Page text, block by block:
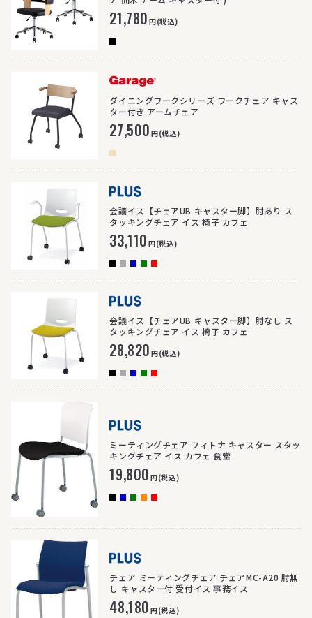
21,780円(税込)
>
ダイニングワークシリーズ ワークチェア キャス
ター付き アームチェア
27,500円(税込)
>
会議イス【チェアUB キャスター脚】肘あり ス
タッキングチェア イス 椅子 カフェ
33,110円(税込)
>
会議イス【チェアUB キャスター脚】肘なし ス
タッキングチェア イス 椅子 カフェ
28,820円(税込)
>
ミーティングチェア フィトナ キャスター スタッ
キングチェア イス カフェ 食堂
19,800円(税込)
>
チェア ミーティングチェア チェアMC-A20 肘無
し キャスター付 受付イス 事務イス
48,180円(税込)